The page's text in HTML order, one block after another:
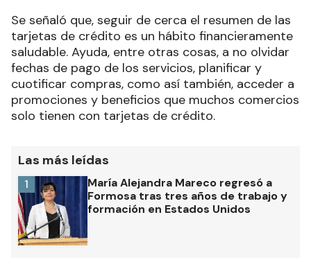
Se señaló que, seguir de cerca el resumen de las
tarjetas de crédito es un hábito financieramente
saludable. Ayuda, entre otras cosas, a no olvidar
fechas de pago de los servicios, planificar y
cuotificar compras, como así también, acceder a
promociones y beneficios que muchos comercios
solo tienen con tarjetas de crédito.
Las más leídas
María Alejandra Mareco regresó a
Formosa tras tres años de trabajo y
formación en Estados Unidos
1